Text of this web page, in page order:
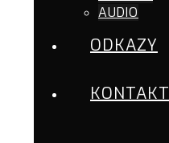
AUDIO
ODKAZY
KONTAKT